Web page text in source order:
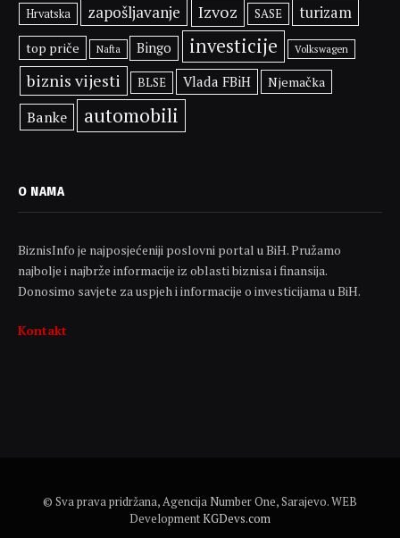
Hrvatska zapošljavanje Izvoz SASE turizam
top priče Nafta Bingo investicije Volkswagen
biznis vijesti BLSE Vlada FBiH Njemačka
Banke automobili
O NAMA
BiznisInfo je najposjećeniji poslovni portal u BiH. Pružamo
najbolje i najbrže informacije iz oblasti biznisa i finansija.
Donosimo savjete za uspjeh i informacije o investicijama u BiH.
Kontakt
© Sva prava pridržana, Agencija Number One, Sarajevo. WEB
DevelopmentKGDevs.com